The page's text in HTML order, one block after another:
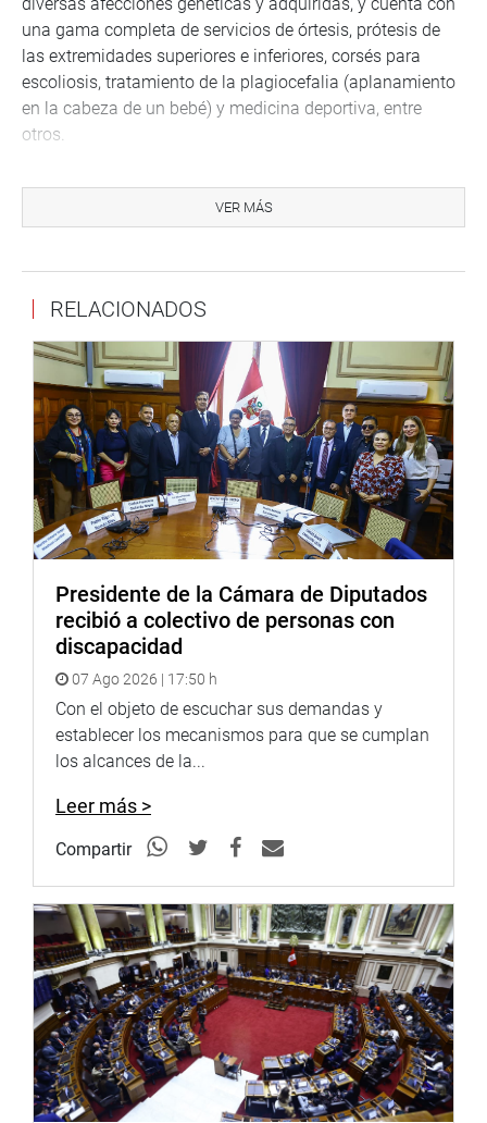
una gama completa de servicios de órtesis, prótesis de
las extremidades superiores e inferiores, corsés para
escoliosis, tratamiento de la plagiocefalia (aplanamiento
en la cabeza de un bebé) y medicina deportiva, entre
otros.
VER MÁS
RELACIONADOS
Presidente de la Cámara de Diputados
recibió a colectivo de personas con
discapacidad
07 Ago 2026 | 17:50 h
Con el objeto de escuchar sus demandas y
establecer los mecanismos para que se cumplan
los alcances de la...
Leer más >
Compartir